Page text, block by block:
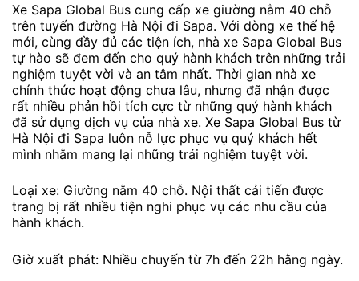
Xe Sapa Global Bus cung cấp xe giường nằm 40 chỗ
trên tuyến đường Hà Nội đi Sapa. Với dòng xe thế hệ
mới, cùng đầy đủ các tiện ích, nhà xe Sapa Global Bus
tự hào sẽ đem đến cho quý hành khách trên những trải
nghiệm tuyệt vời và an tâm nhất. Thời gian nhà xe
chính thức hoạt động chưa lâu, nhưng đã nhận được
rất nhiều phản hồi tích cực từ những quý hành khách
đã sử dụng dịch vụ của nhà xe. Xe Sapa Global Bus từ
Hà Nội đi Sapa luôn nỗ lực phục vụ quý khách hết
mình nhằm mang lại những trải nghiệm tuyệt vời.
Loại xe: Giường nằm 40 chỗ. Nội thất cải tiến được
trang bị rất nhiều tiện nghi phục vụ các nhu cầu của
hành khách.
Giờ xuất phát: Nhiều chuyến từ 7h đến 22h hằng ngày.